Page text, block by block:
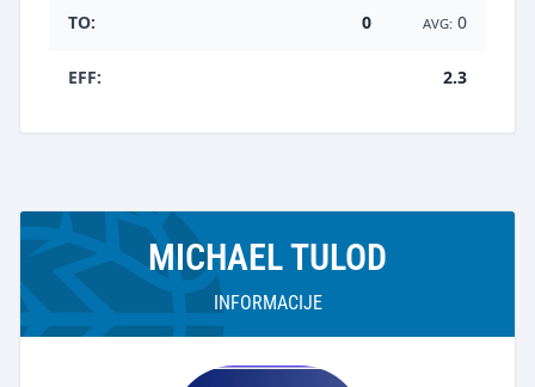
TO: 0 AVG: 0
EFF: 2.3
MICHAEL TULOD
INFORMACIJE